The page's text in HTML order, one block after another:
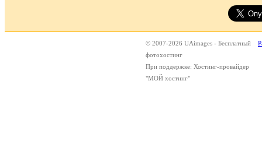
© 2007-2026 UAimages - Бесплатный
фотохостинг
При поддержке: Хостинг-провайдер
"МОЙ хостинг"